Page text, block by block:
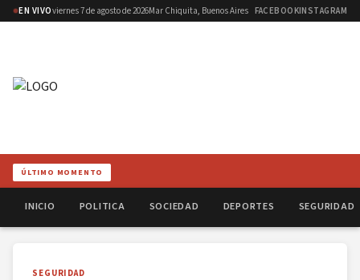
EN VIVOviernes 7 de agosto de 2026Mar Chiquita, Buenos Aires FACEBOOKINSTAGRAM
ÚLTIMO MOMENTO
INICIO POLITICA SOCIEDAD DEPORTES SEGURIDAD
SEGURIDAD